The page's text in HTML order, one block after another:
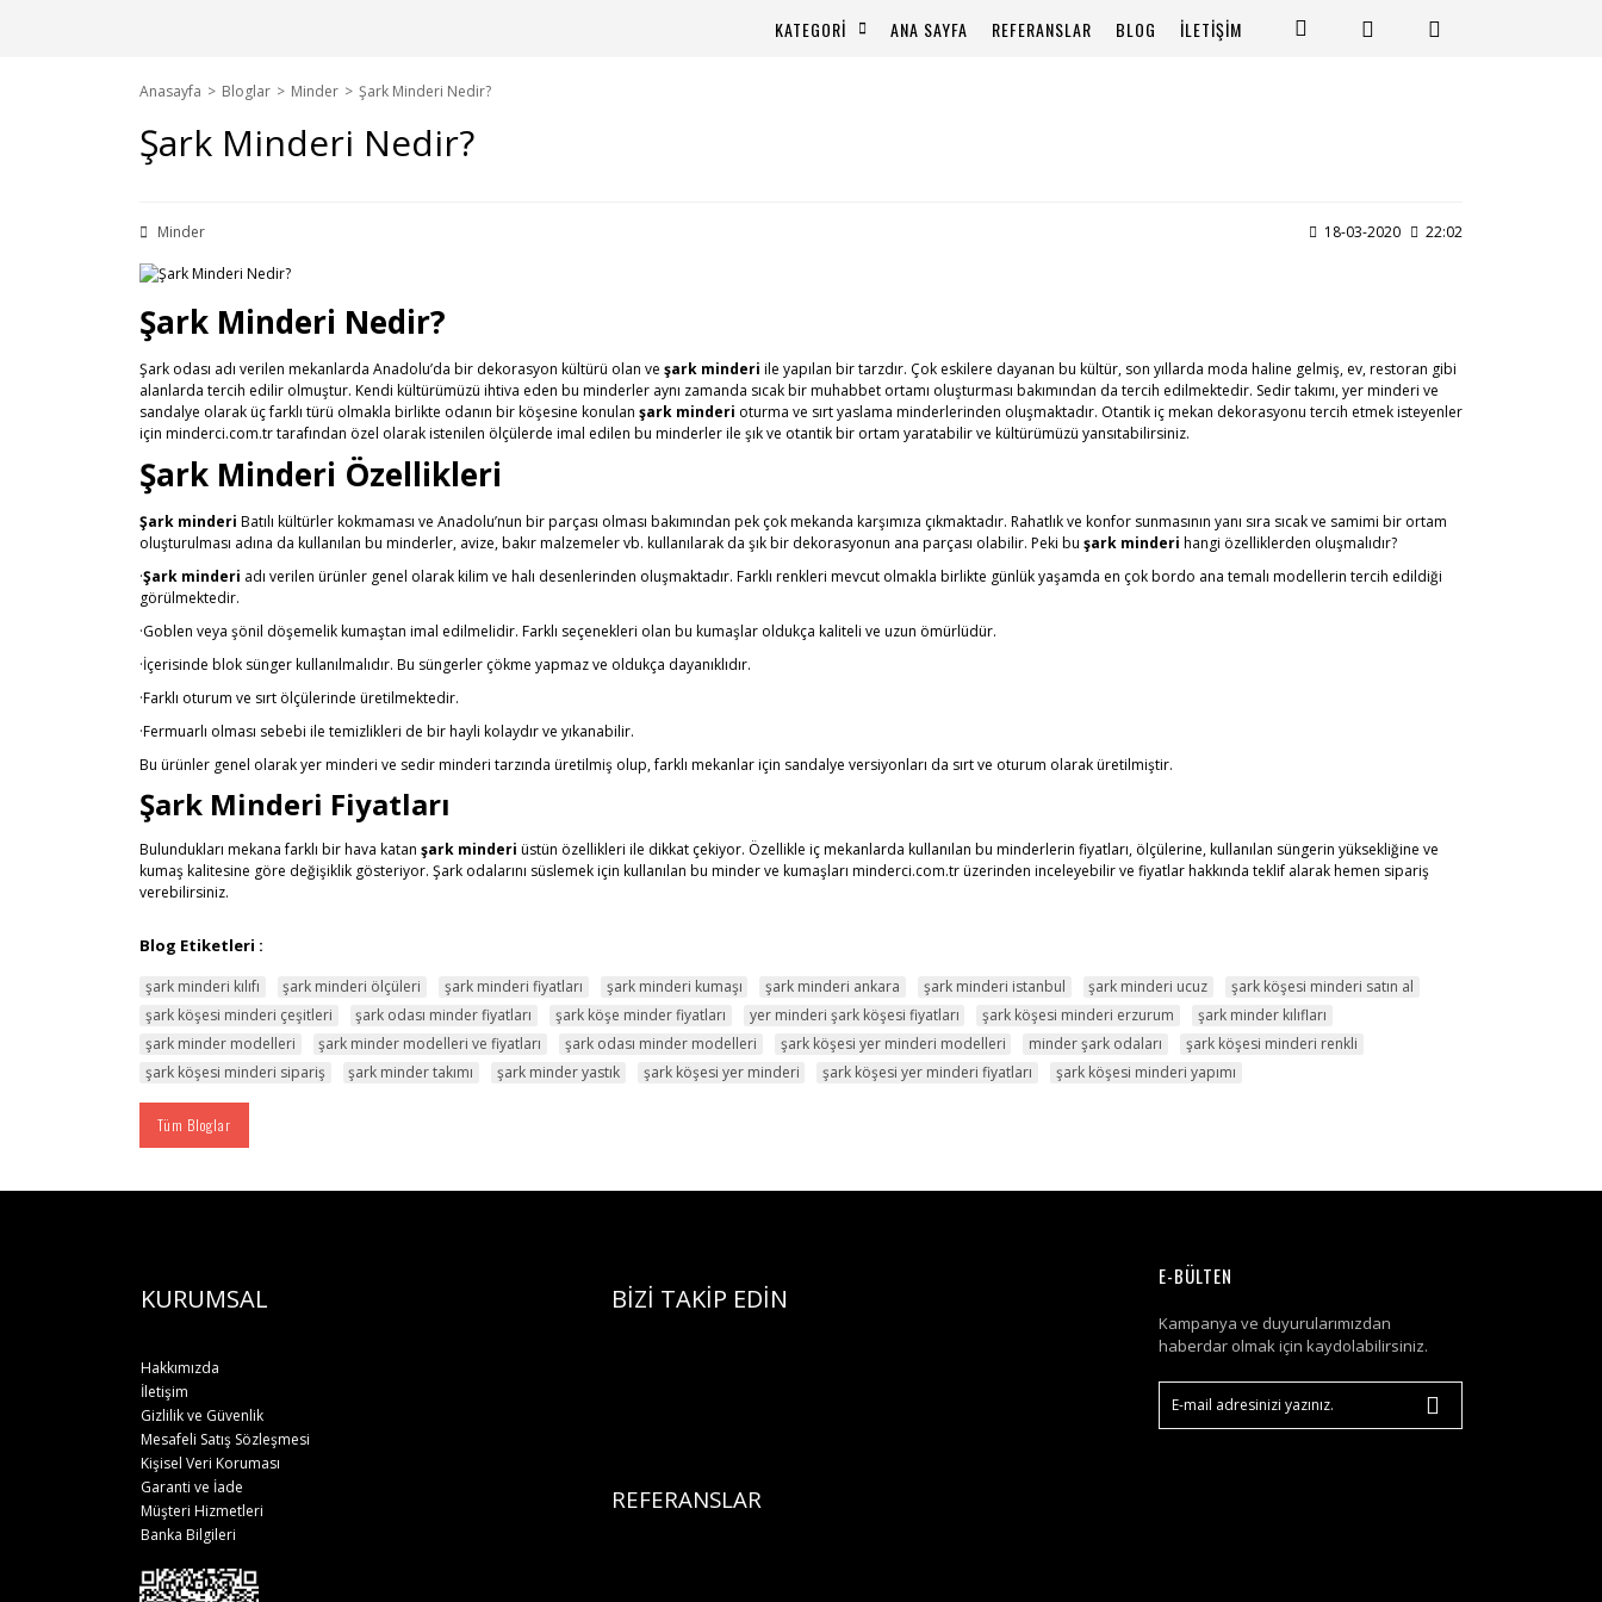
KATEGORİ ANA SAYFA REFERANSLAR BLOG İLETİŞİM
Anasayfa Bloglar Minder Şark Minderi Nedir?
Şark Minderi Nedir?
Minder 18-03-2020 22:02
Şark Minderi Nedir?
Şark odası adı verilen mekanlarda Anadolu’da bir dekorasyon kültürü olan ve şark minderi ile yapılan bir tarzdır. Çok eskilere dayanan bu kültür, son yıllarda moda haline gelmiş, ev, restoran gibi
alanlarda tercih edilir olmuştur. Kendi kültürümüzü ihtiva eden bu minderler aynı zamanda sıcak bir muhabbet ortamı oluşturması bakımından da tercih edilmektedir. Sedir takımı, yer minderi ve
sandalye olarak üç farklı türü olmakla birlikte odanın bir köşesine konulan şark minderi oturma ve sırt yaslama minderlerinden oluşmaktadır. Otantik iç mekan dekorasyonu tercih etmek isteyenler
için minderci.com.tr tarafından özel olarak istenilen ölçülerde imal edilen bu minderler ile şık ve otantik bir ortam yaratabilir ve kültürümüzü yansıtabilirsiniz.
Şark Minderi Özellikleri
Şark minderi Batılı kültürler kokmaması ve Anadolu’nun bir parçası olması bakımından pek çok mekanda karşımıza çıkmaktadır. Rahatlık ve konfor sunmasının yanı sıra sıcak ve samimi bir ortam
oluşturulması adına da kullanılan bu minderler, avize, bakır malzemeler vb. kullanılarak da şık bir dekorasyonun ana parçası olabilir. Peki bu şark minderi hangi özelliklerden oluşmalıdır?
·Şark minderi adı verilen ürünler genel olarak kilim ve halı desenlerinden oluşmaktadır. Farklı renkleri mevcut olmakla birlikte günlük yaşamda en çok bordo ana temalı modellerin tercih edildiği
görülmektedir.
·Goblen veya şönil döşemelik kumaştan imal edilmelidir. Farklı seçenekleri olan bu kumaşlar oldukça kaliteli ve uzun ömürlüdür.
·İçerisinde blok sünger kullanılmalıdır. Bu süngerler çökme yapmaz ve oldukça dayanıklıdır.
·Farklı oturum ve sırt ölçülerinde üretilmektedir.
·Fermuarlı olması sebebi ile temizlikleri de bir hayli kolaydır ve yıkanabilir.
Bu ürünler genel olarak yer minderi ve sedir minderi tarzında üretilmiş olup, farklı mekanlar için sandalye versiyonları da sırt ve oturum olarak üretilmiştir.
Şark Minderi Fiyatları
Bulundukları mekana farklı bir hava katan şark minderi üstün özellikleri ile dikkat çekiyor. Özellikle iç mekanlarda kullanılan bu minderlerin fiyatları, ölçülerine, kullanılan süngerin yüksekliğine ve
kumaş kalitesine göre değişiklik gösteriyor. Şark odalarını süslemek için kullanılan bu minder ve kumaşları minderci.com.tr üzerinden inceleyebilir ve fiyatlar hakkında teklif alarak hemen sipariş
verebilirsiniz.
Blog Etiketleri :
şark minderi kılıfı şark minderi ölçüleri şark minderi fiyatları şark minderi kumaşı şark minderi ankara şark minderi istanbul şark minderi ucuz
şark köşesi minderi satın al
şark köşesi minderi çeşitleri
şark odası minder fiyatları şark köşe minder fiyatları yer minderi şark köşesi fiyatları şark köşesi minderi erzurum
şark minder kılıfları
şark minder modelleri
şark minder modelleri ve fiyatları şark odası minder modelleri şark köşesi yer minderi modelleri minder şark odaları
şark köşesi minderi renkli
şark köşesi minderi sipariş
şark minder takımı şark minder yastık şark köşesi yer minderi şark köşesi yer minderi fiyatları şark köşesi minderi yapımı
Tüm Bloglar
KURUMSAL BİZİ TAKİP EDİN
Hakkımızda
İletişim
Gizlilik ve Güvenlik
Mesafeli Satış Sözleşmesi
Kişisel Veri Koruması
REFERANSLAR
Garanti ve İade
Müşteri Hizmetleri
Banka Bilgileri
E-BÜLTEN
Kampanya ve duyurularımızdan
haberdar olmak için kaydolabilirsiniz.